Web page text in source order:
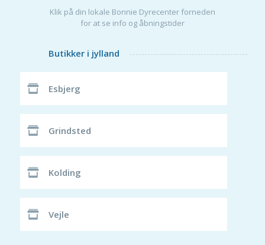
Viden om dyr
Kat
Fisk
Fugl
Gnavere
Krybdyr
Havedam
Nyhedsbrev og Kundeklub
Klik på din lokale Bonnie Dyrecenter forneden
for at se info og åbningstider
Butikker i jylland
Esbjerg
Grindsted
Kolding
Vejle